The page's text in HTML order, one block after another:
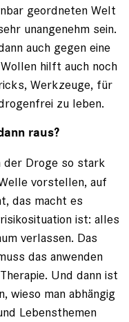
geordneten Welt
unangenehm sein.
auch gegen eine
hilft auch noch
Werkzeuge, für
zu leben.
raus?
der Droge so stark
vorstellen, auf
das macht es
ist: alles
verlassen. Das
das anwenden
Und dann ist
wieso man abhängig
Lebensthemen